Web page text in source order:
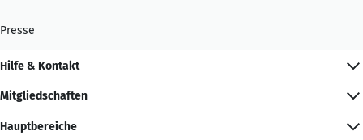
Presse
Hilfe & Kontakt
Mitgliedschaften
Hauptbereiche